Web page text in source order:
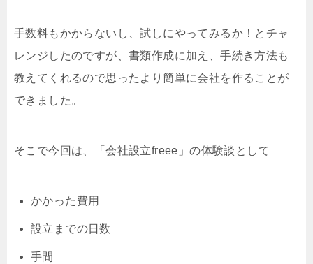
手数料もかからないし、試しにやってみるか！とチャ
レンジしたのですが、書類作成に加え、手続き方法も
教えてくれるので思ったより簡単に会社を作ることが
できました。
そこで今回は、「会社設立freee」の体験談として
かかった費用
設立までの日数
手間